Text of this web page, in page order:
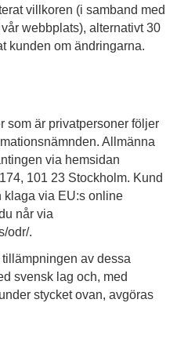
villkoren (i samband med
webbplats), alternativt 30
kunden om ändringarna.
som är privatpersoner följer
Allmänna
via hemsidan
101 23 Stockholm. Kund
klaga via EU:s online
når via
odr/.
av dessa
svensk lag och, med
stycket ovan, avgöras